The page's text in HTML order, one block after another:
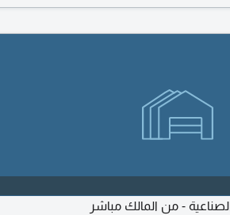
- من المالك مباشر